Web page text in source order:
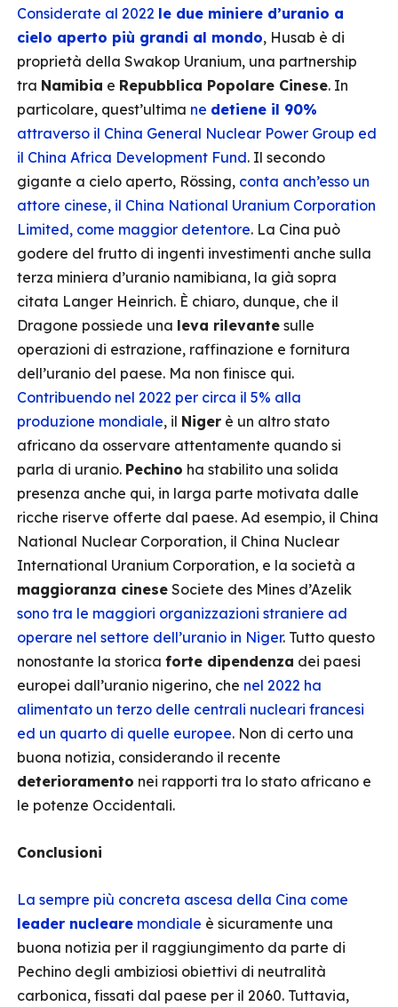
Considerate al 2022 le due miniere d’uranio a
cielo aperto più grandi al mondo, Husab è di
proprietà della Swakop Uranium, una partnership
tra Namibia e Repubblica Popolare Cinese. In
particolare, quest’ultima ne detiene il 90%
attraverso il China General Nuclear Power Group ed
il China Africa Development Fund. Il secondo
gigante a cielo aperto, Rössing, conta anch’esso un
attore cinese, il China National Uranium Corporation
Limited, come maggior detentore. La Cina può
godere del frutto di ingenti investimenti anche sulla
terza miniera d’uranio namibiana, la già sopra
citata Langer Heinrich. È chiaro, dunque, che il
Dragone possiede una leva rilevante sulle
operazioni di estrazione, raffinazione e fornitura
dell’uranio del paese. Ma non finisce qui.
Contribuendo nel 2022 per circa il 5% alla
produzione mondiale, il Niger è un altro stato
africano da osservare attentamente quando si
parla di uranio. Pechino ha stabilito una solida
presenza anche qui, in larga parte motivata dalle
ricche riserve offerte dal paese. Ad esempio, il China
National Nuclear Corporation, il China Nuclear
International Uranium Corporation, e la società a
maggioranza cinese Societe des Mines d’Azelik
sono tra le maggiori organizzazioni straniere ad
operare nel settore dell’uranio in Niger. Tutto questo
nonostante la storica forte dipendenza dei paesi
europei dall’uranio nigerino, che nel 2022 ha
alimentato un terzo delle centrali nucleari francesi
ed un quarto di quelle europee. Non di certo una
buona notizia, considerando il recente
deterioramento nei rapporti tra lo stato africano e
le potenze Occidentali.
Conclusioni
La sempre più concreta ascesa della Cina come
leader nucleare mondiale è sicuramente una
buona notizia per il raggiungimento da parte di
Pechino degli ambiziosi obiettivi di neutralità
carbonica, fissati dal paese per il 2060. Tuttavia,